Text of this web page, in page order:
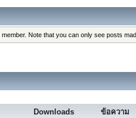
Note that you can only see posts
Downloads ข้อความ